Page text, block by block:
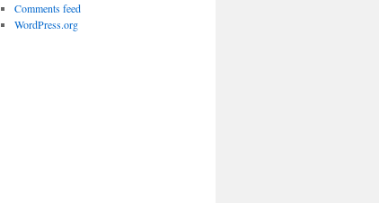
Comments feed
WordPress.org